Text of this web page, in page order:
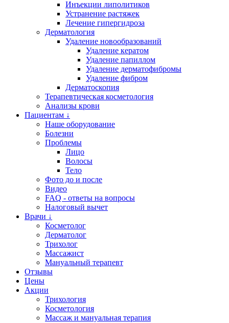
Инъекции липолитиков
Устранение растяжек
Лечение гипергидроза
Дерматология
Удаление новообразований
Удаление кератом
Удаление папиллом
Удаление дерматофибромы
Удаление фибром
Дерматоскопия
Терапевтическая косметология
Анализы крови
Пациентам ↓
Наше оборудование
Болезни
Проблемы
Лицо
Волосы
Тело
Фото до и после
Видео
FAQ - ответы на вопросы
Налоговый вычет
Врачи ↓
Косметолог
Дерматолог
Трихолог
Массажист
Мануальный терапевт
Отзывы
Цены
Акции
Трихология
Косметология
Массаж и мануальная терапия